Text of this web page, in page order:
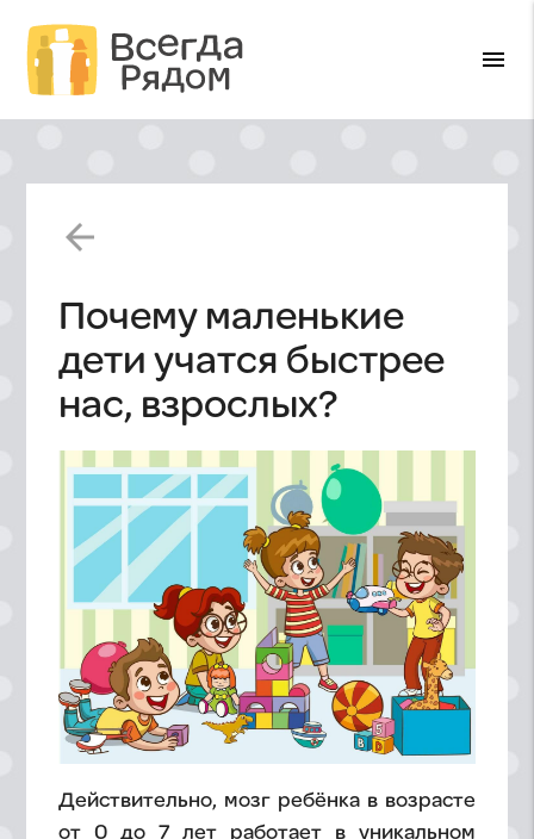
menu
arrow_back
Почему маленькие
дети учатся быстрее
нас, взрослых?
Действительно, мозг ребёнка в возрасте
от 0 до 7 лет работает в уникальном